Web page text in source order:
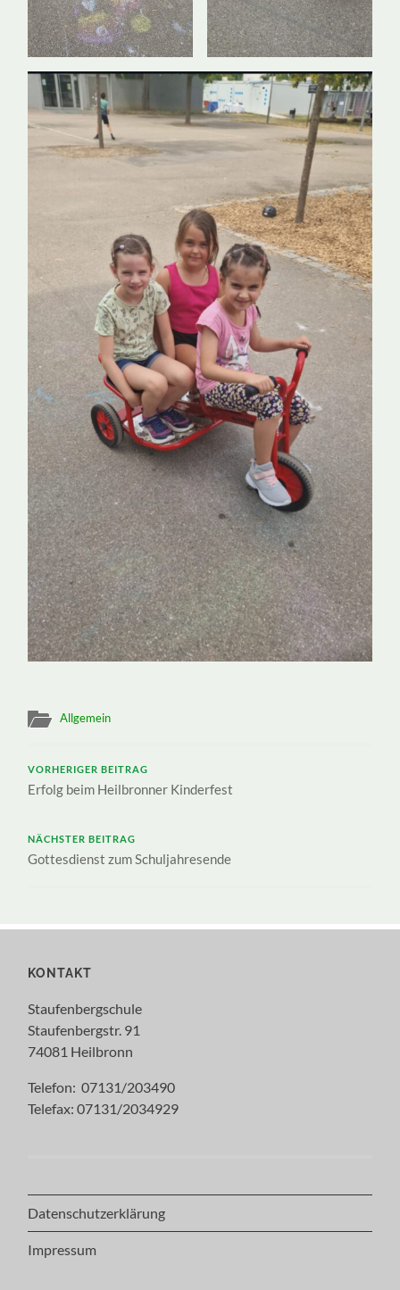
Allgemein
VORHERIGER BEITRAG
Erfolg beim Heilbronner Kinderfest
NÄCHSTER BEITRAG
Gottesdienst zum Schuljahresende
KONTAKT
Staufenbergschule
Staufenbergstr. 91
74081 Heilbronn
Telefon: 07131/203490
Telefax: 07131/2034929
Datenschutzerklärung
Impressum